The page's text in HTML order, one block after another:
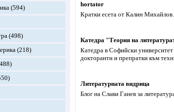
(594)
(498)
(218)
hortator
Кратки есета от Калин Михайлов.
Катедра "Теория на
Катедра в Софийски
докторанти и препратки към
Литературната видрица
Блог на Слави Ганев за